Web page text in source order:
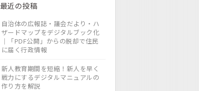
最近の投稿
自治体の広報誌・議会だより・ハ
ザードマップをデジタルブック化
｜「PDF公開」からの脱却で住民
に届く行政情報
新人教育期間を短縮！新人を早く
戦力にするデジタルマニュアルの
作り方を解説